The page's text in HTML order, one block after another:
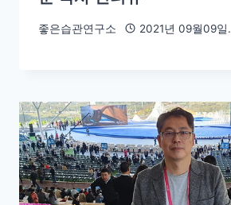
좋은습관연구소 2021년 09월09일.